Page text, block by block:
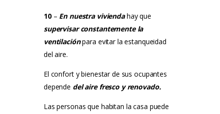
10– En nuestra vivienda hay que
supervisar constantemente la
ventilaciónpara evitar la estanqueidad
del aire.
El confort y bienestar de sus ocupantes
depende del aire fresco y renovado.
Las personas que habitan la casa puede